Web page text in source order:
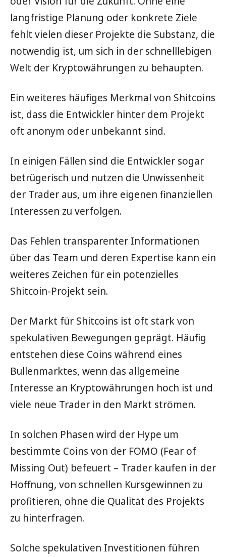
langfristige Planung oder konkrete Ziele
fehlt vielen dieser Projekte die Substanz, die
notwendig ist, um sich in der schnelllebigen
Welt der Kryptowährungen zu behaupten.
Ein weiteres häufiges Merkmal von Shitcoins
ist, dass die Entwickler hinter dem Projekt
oft anonym oder unbekannt sind.
In einigen Fällen sind die Entwickler sogar
betrügerisch und nutzen die Unwissenheit
der Trader aus, um ihre eigenen finanziellen
Interessen zu verfolgen.
Das Fehlen transparenter Informationen
über das Team und deren Expertise kann ein
weiteres Zeichen für ein potenzielles
Shitcoin-Projekt sein.
Der Markt für Shitcoins ist oft stark von
spekulativen Bewegungen geprägt. Häufig
entstehen diese Coins während eines
Bullenmarktes, wenn das allgemeine
Interesse an Kryptowährungen hoch ist und
viele neue Trader in den Markt strömen.
In solchen Phasen wird der Hype um
bestimmte Coins von der FOMO (Fear of
Missing Out) befeuert – Trader kaufen in der
Hoffnung, von schnellen Kursgewinnen zu
profitieren, ohne die Qualität des Projekts
zu hinterfragen.
Solche spekulativen Investitionen führen